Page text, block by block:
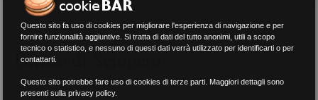
Diritto di Sciopero
Questo sito fa uso di cookies per migliorare l'esperienza di navigazione e per
fornire funzionalità aggiuntive. Si tratta di dati del tutto anonimi, utili a scopo
tecnico o statistico, e nessuno di questi dati verrà utilizzato per identificarti o per
contattarti.
Questo sito potrebbe fare uso di cookies di terze parti. Maggiori dettagli sono
presenti sulla privacy policy.